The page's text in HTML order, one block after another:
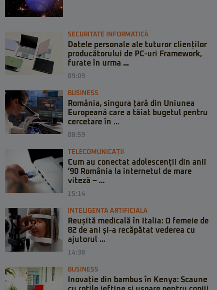
SECURITATE INFORMATICĂ
Datele personale ale tuturor clienților
producătorului de PC-uri Framework,
furate în urma ...
09:09
BUSINESS
România, singura țară din Uniunea
Europeană care a tăiat bugetul pentru
cercetare în ...
08:59
TELECOMUNICAȚII
Cum au conectat adolescenții din anii
’90 România la internetul de mare
viteză – ...
15:14
INTELIGENTA ARTIFICIALA
Reușită medicală în Italia: O femeie de
82 de ani și-a recăpătat vederea cu
ajutorul ...
14:38
BUSINESS
Inovație din bambus în Kenya: Scaune